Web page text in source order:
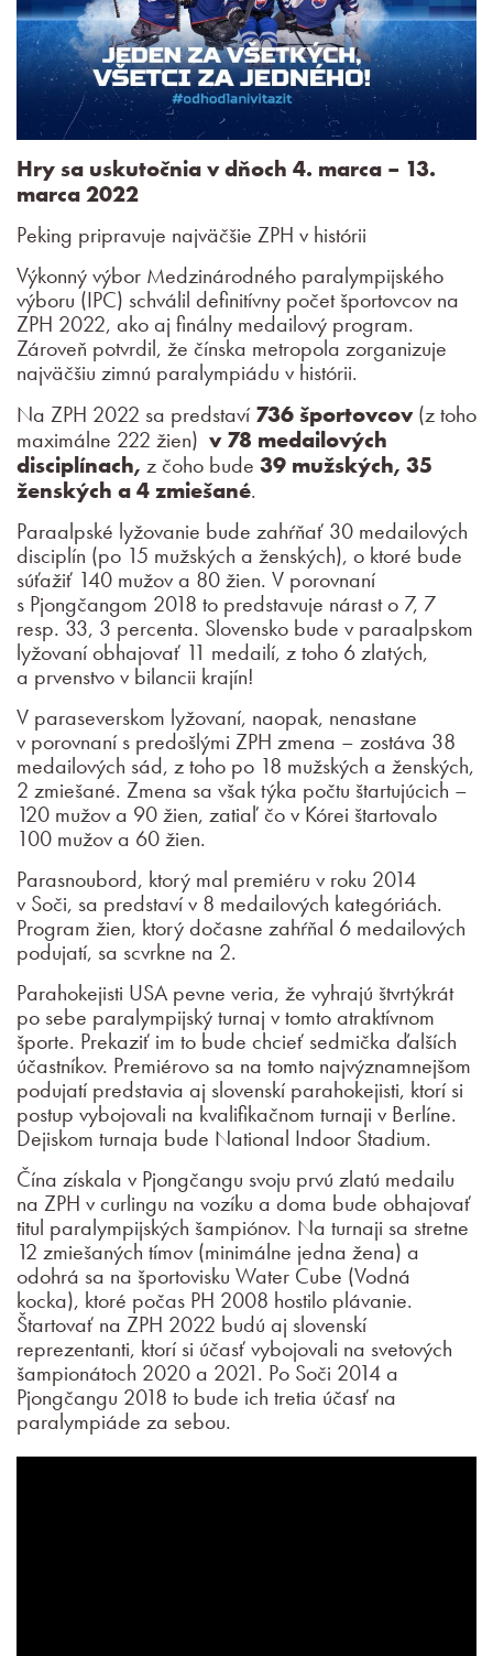
Hry sa uskutočnia v dňoch 4. marca – 13.
marca 2022
Peking pripravuje najväčšie ZPH v histórii
Výkonný výbor Medzinárodného paralympijského
výboru (IPC) schválil definitívny počet športovcov na
ZPH 2022, ako aj finálny medailový program.
Zároveň potvrdil, že čínska metropola zorganizuje
najväčšiu zimnú paralympiádu v histórii.
Na ZPH 2022 sa predstaví 736 športovcov(z toho
maximálne 222 žien) v 78 medailových
disciplínach, z čoho bude 39 mužských, 35
ženských a 4 zmiešané.
Paraalpské lyžovanie bude zahŕňať 30 medailových
disciplín (po 15 mužských a ženských), o ktoré bude
súťažiť 140 mužov a 80 žien. V porovnaní
s Pjongčangom 2018 to predstavuje nárast o 7, 7
resp. 33, 3 percenta. Slovensko bude v paraalpskom
lyžovaní obhajovať 11 medailí, z toho 6 zlatých,
a prvenstvo v bilancii krajín!
V paraseverskom lyžovaní, naopak, nenastane
v porovnaní s predošlými ZPH zmena – zostáva 38
medailových sád, z toho po 18 mužských a ženských,
2 zmiešané. Zmena sa však týka počtu štartujúcich –
120 mužov a 90 žien, zatiaľ čo v Kórei štartovalo
100 mužov a 60 žien.
Parasnoubord, ktorý mal premiéru v roku 2014
v Soči, sa predstaví v 8 medailových kategóriách.
Program žien, ktorý dočasne zahŕňal 6 medailových
podujatí, sa scvrkne na 2.
Parahokejisti USA pevne veria, že vyhrajú štvrtýkrát
po sebe paralympijský turnaj v tomto atraktívnom
športe. Prekaziť im to bude chcieť sedmička ďalších
účastníkov. Premiérovo sa na tomto najvýznamnejšom
podujatí predstavia aj slovenskí parahokejisti, ktorí si
postup vybojovali na kvalifikačnom turnaji v Berlíne.
Dejiskom turnaja bude National Indoor Stadium.
Čína získala v Pjongčangu svoju prvú zlatú medailu
na ZPH v curlingu na vozíku a doma bude obhajovať
titul paralympijských šampiónov. Na turnaji sa stretne
12 zmiešaných tímov (minimálne jedna žena) a
odohrá sa na športovisku Water Cube (Vodná
kocka), ktoré počas PH 2008 hostilo plávanie.
Štartovať na ZPH 2022 budú aj slovenskí
reprezentanti, ktorí si účasť vybojovali na svetových
šampionátoch 2020 a 2021. Po Soči 2014 a
Pjongčangu 2018 to bude ich tretia účasť na
paralympiáde za sebou.